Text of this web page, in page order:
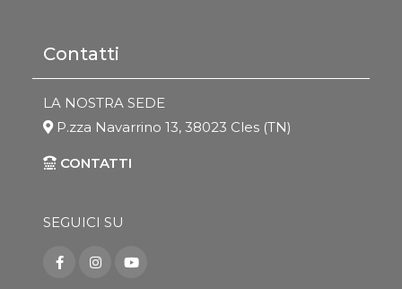
Contatti
LA NOSTRA SEDE
P.zza Navarrino 13, 38023 Cles (TN)
CONTATTI
SEGUICI SU